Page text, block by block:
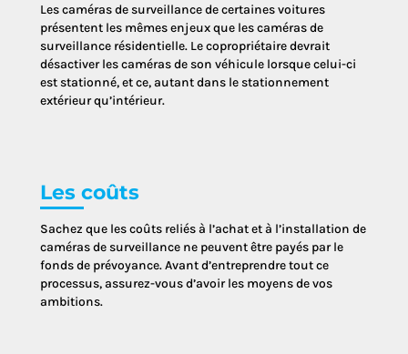
Les caméras de surveillance de certaines voitures
présentent les mêmes enjeux que les caméras de
surveillance résidentielle. Le copropriétaire devrait
désactiver les caméras de son véhicule lorsque celui-ci
est stationné, et ce, autant dans le stationnement
extérieur qu’intérieur.
Les coûts
Sachez que les coûts reliés à l’achat et à l’installation de
caméras de surveillance ne peuvent être payés par le
fonds de prévoyance. Avant d’entreprendre tout ce
processus, assurez-vous d’avoir les moyens de vos
ambitions.